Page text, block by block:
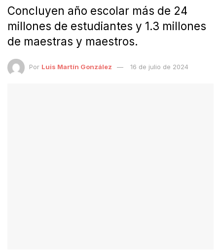
Concluyen año escolar más de 24
millones de estudiantes y 1.3 millones
de maestras y maestros.
Por Luis Martín González 16 de julio de 2024